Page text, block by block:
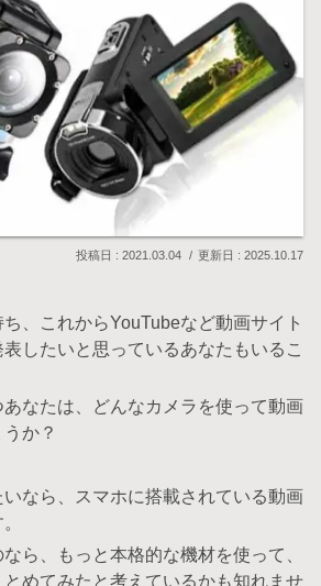
2021.03.04 2025.10.17
、これからYouTubeなど動画サイト
したいと思っているあなたもいるこ
なたは、どんなカメラを使って動画
か？
なら、スマホに搭載されている動画
ら、もっと本格的な機材を使って、
めてみたと考えているかも知れませ